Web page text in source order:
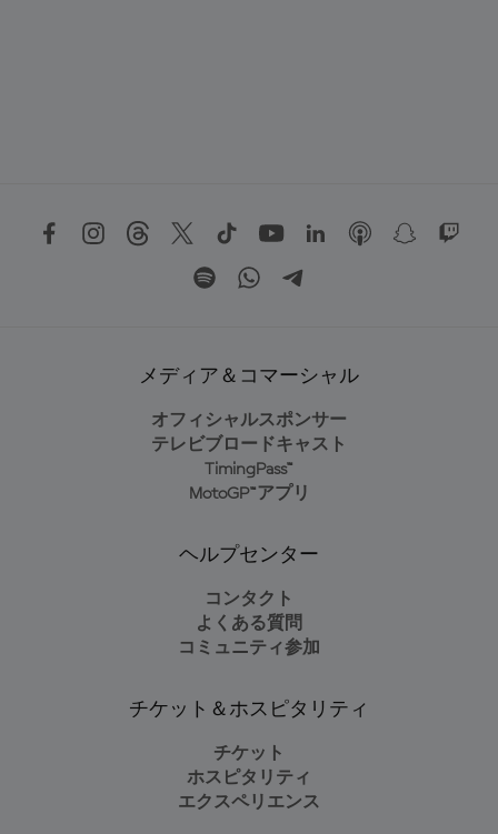
メディア＆コマーシャル
オフィシャルスポンサー
テレビブロードキャスト
TimingPass™
MotoGP™アプリ
ヘルプセンター
コンタクト
よくある質問
コミュニティ参加
チケット＆ホスピタリティ
チケット
ホスピタリティ
エクスペリエンス